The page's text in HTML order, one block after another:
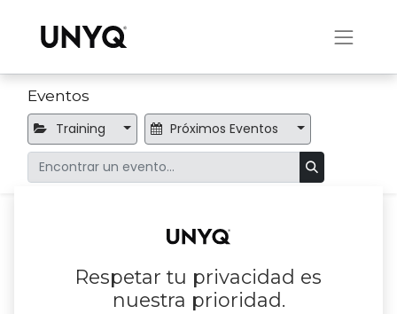
Eventos
Training Próximos Eventos
Respetar tu privacidad es
nuestra prioridad.